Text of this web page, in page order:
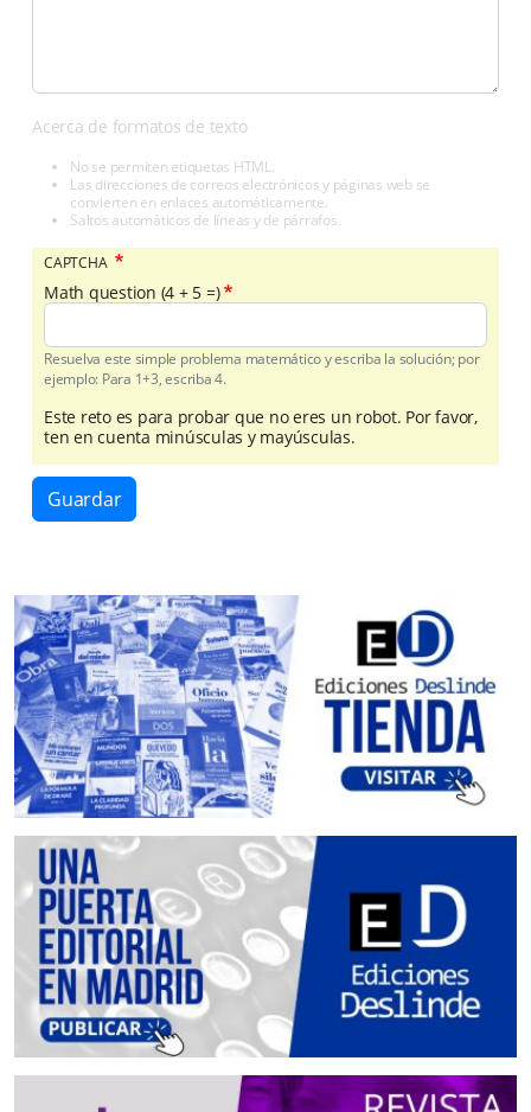
Acerca de formatos de texto
No se permiten etiquetas HTML.
Las direcciones de correos electrónicos y páginas web se
convierten en enlaces automáticamente.
Saltos automáticos de líneas y de párrafos.
CAPTCHA
Math question (4 + 5 =)
Resuelva este simple problema matemático y escriba la solución; por
ejemplo: Para 1+3, escriba 4.
Este reto es para probar que no eres un robot. Por favor,
ten en cuenta minúsculas y mayúsculas.
Guardar